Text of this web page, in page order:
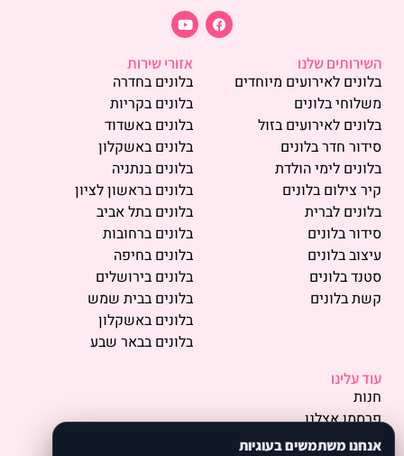
השירותים שלנו
בלונים לאירועים מיוחדים
משלוחי בלונים
בלונים לאירועים בזול
סידור חדר בלונים
בלונים לימי הולדת
קיר צילום בלונים
בלונים לברית
סידור בלונים
עיצוב בלונים
סטנד בלונים
קשת בלונים
אזורי שירות
בלונים בחדרה
בלונים בקריות
בלונים באשדוד
בלונים באשקלון
בלונים בנתניה
בלונים בראשון לציון
בלונים בתל אביב
בלונים ברחובות
בלונים בחיפה
בלונים בירושלים
בלונים בבית שמש
בלונים באשקלון
בלונים בבאר שבע
עוד עלינו
חנות
פרסמו אצלנו
תמונות
אנחנו משתמשים בעוגיות